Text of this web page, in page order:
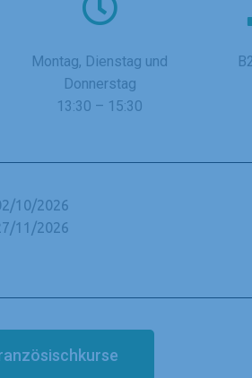
Montag, Dienstag und
Donnerstag
13:30 – 15:30
10/2026
11/2026